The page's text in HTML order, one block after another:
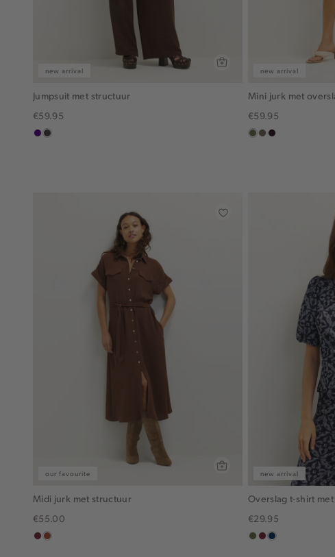
new arrival
Jumpsuit met structuur
€59.95
indigochoco
new arrival
Mini jurk met
€59.95
groen,
middenbruin
bordeaux,
our favourite
Midi jurk met structuur
€55.00
bordeaux
bruin
new arrival
Overslag t-shirt
€29.95
groen,
brique
donkerblauw